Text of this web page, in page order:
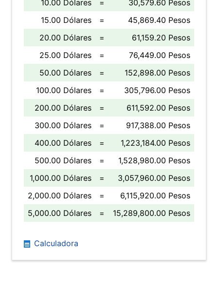
10.00 Dólares
=
30,579.60 Pesos
15.00 Dólares
=
45,869.40 Pesos
20.00 Dólares
=
61,159.20 Pesos
25.00 Dólares
=
76,449.00 Pesos
50.00 Dólares
=
152,898.00 Pesos
100.00 Dólares
=
305,796.00 Pesos
200.00 Dólares
=
611,592.00 Pesos
300.00 Dólares
=
917,388.00 Pesos
400.00 Dólares
=
1,223,184.00 Pesos
500.00 Dólares
=
1,528,980.00 Pesos
1,000.00 Dólares
=
3,057,960.00 Pesos
2,000.00 Dólares
=
6,115,920.00 Pesos
5,000.00 Dólares
= 15,289,800.00 Pesos
Calculadora